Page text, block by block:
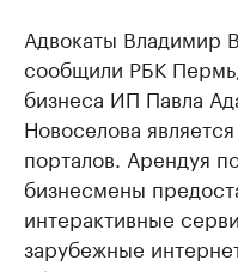
Адвокаты Владимир
сообщили РБК
бизнеса ИП Павла
Новоселова
порталов. Арендуя
бизнесмены
интерактивные
зарубежные